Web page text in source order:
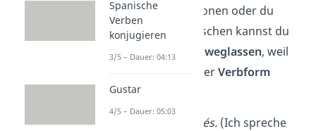
eine Gruppe von Personen oder du
selbst. Aber: Im Spanischen kannst du
diese Wörter oft auch weglassen, weil
die Person schon an derVerbform
erkennbar ist.
➡️
inglés.(Ich spreche
Spanische
Verben
konjugieren
3/5 – Dauer: 04:13
Gustar
4/5 – Dauer: 05:03